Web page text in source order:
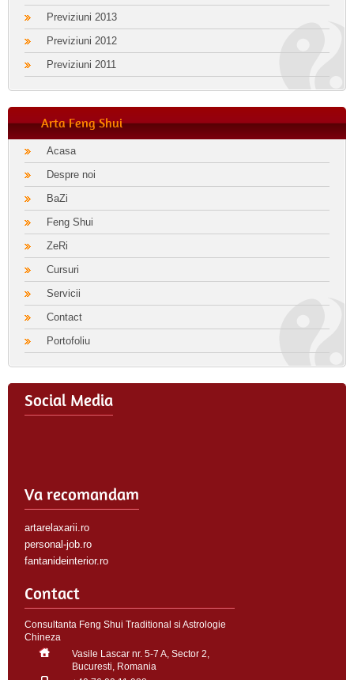
Previziuni 2013
Previziuni 2012
Previziuni 2011
Arta Feng Shui
Acasa
Despre noi
BaZi
Feng Shui
ZeRi
Cursuri
Servicii
Contact
Portofoliu
Social Media
Va recomandam
artarelaxarii.ro
personal-job.ro
fantanideinterior.ro
Contact
Consultanta Feng Shui Traditional si Astrologie
Chineza
Vasile Lascar nr. 5-7 A, Sector 2,
Bucuresti, Romania